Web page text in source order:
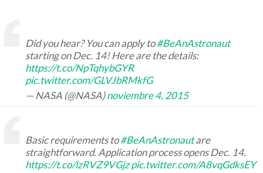
Did you hear? You can apply to#BeAnAstronaut
starting on Dec. 14! Here are the details:
https://t.co/NpTqhybGYR
pic.twitter.com/GLVJbRMkfG
— NASA (@NASA)noviembre 4, 2015
Basic requirements to#BeAnAstronautare
straightforward. Application process opens Dec. 14.
https://t.co/lzRVZ9VGjz pic.twitter.com/A8vqGdksEY